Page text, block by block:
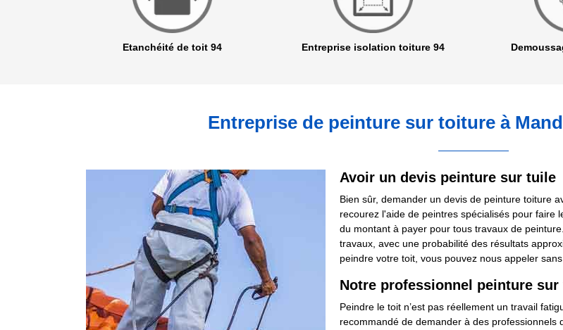
Etanchéité de toit 94 Entreprise isolation toiture 94
Entreprise de peinture sur toiture à
Avoir un devis peinture sur tuile
Bien sûr, demander un devis de peinture toiture
recourez l'aide de peintres spécialisés pour faire
du montant à payer pour tous travaux de
travaux, avec une probabilité des résultats
peindre votre toit, vous pouvez nous appeler
Notre professionnel peinture sur
Peindre le toit n’est pas réellement un travail
recommandé de demander à des professionnels